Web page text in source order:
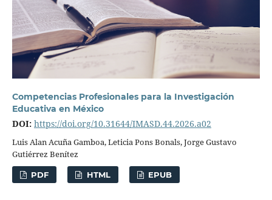
Competencias Profesionales para la Investigación
Educativa en México
DOI: https://doi.org/10.31644/IMASD.44.2026.a02
Luis Alan Acuña Gamboa, Leticia Pons Bonals, Jorge Gustavo
Gutiérrez Benítez
PDF HTML EPUB